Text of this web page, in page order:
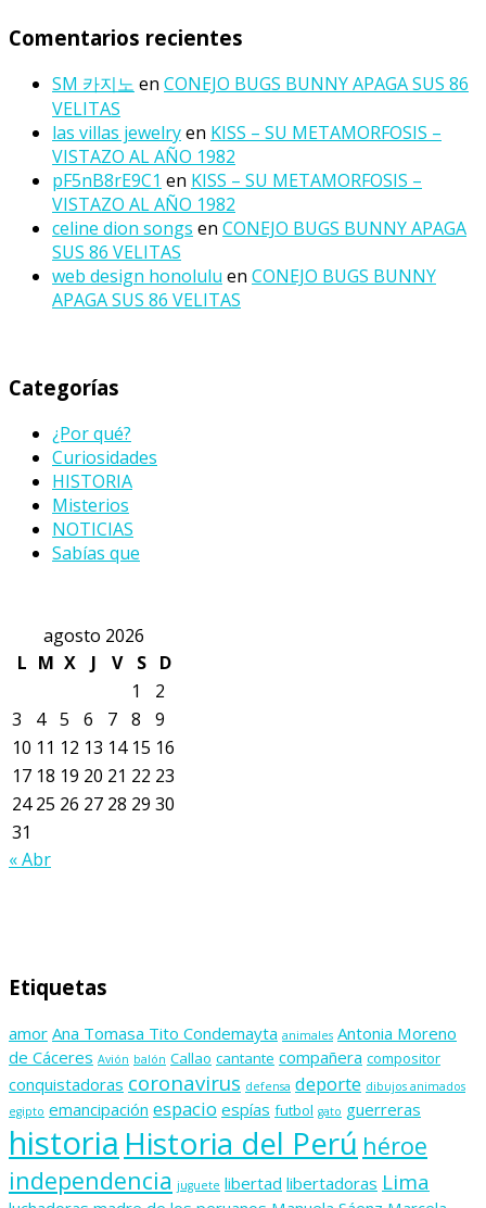
Comentarios recientes
SM 카지노 en CONEJO BUGS BUNNY APAGA SUS 86
VELITAS
las villas jewelryen KISS – SU METAMORFOSIS –
VISTAZO AL AÑO 1982
pF5nB8rE9C1 en KISS – SU METAMORFOSIS –
VISTAZO AL AÑO 1982
celine dion songs en CONEJO BUGS BUNNY APAGA
SUS 86 VELITAS
web design honolulu en CONEJO BUGS BUNNY
APAGA SUS 86 VELITAS
Categorías
¿Por qué?
Curiosidades
HISTORIA
Misterios
NOTICIAS
Sabías que
agosto 2026
L M X J V S
D
1
2
3
4 5 6 7 8
9
10 11 12 13 14 15 16
17 18 19 20 21 22 23
24 25 26 27 28 29 30
31
« Abr
Etiquetas
amor Ana Tomasa Tito Condemayta animales Antonia Moreno
de Cáceres Avión balón Callao cantante compañera compositor
conquistadoras coronavirus defensa deporte dibujos animados
egipto emancipación espacio espías futbol gato guerreras
historia Historia del Perú héroe
independencia juguete libertad libertadoras Lima